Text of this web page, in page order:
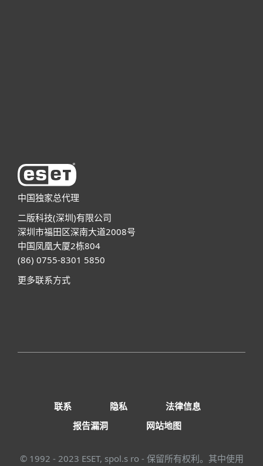
中国独家总代理
二版科技(深圳)有限公司
深圳市福田区深南大道2008号
中国凤凰大厦2栋804
(86) 0755-8301 5850
更多联系方式
联系 隐私
法律信息
报告漏洞
网站地图
© 1992 - 2023 ESET, spol.s ro - 保留所有权利。其中使用